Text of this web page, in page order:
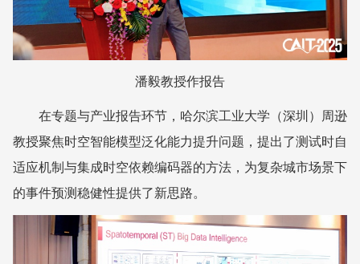
潘毅教授作报告
在专题与产业报告环节，哈尔滨工业大学（深圳）
周逊
教授聚焦时空智能模型泛化能力提升问题，提出了测试时自
适应机制与集成时空依赖编码器的方法，为复杂城市场景下
的事件预测稳健性提供了新思路。